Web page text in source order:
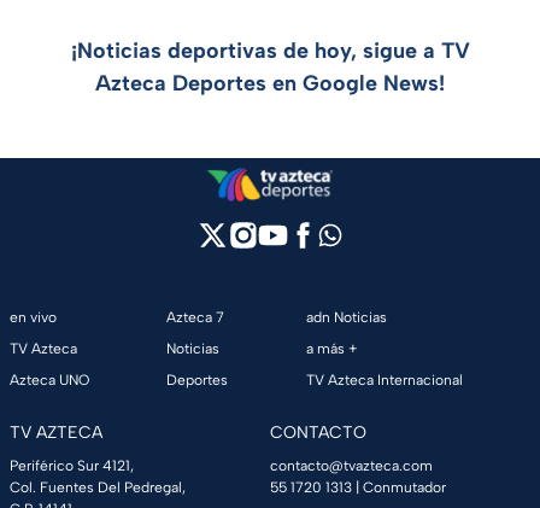
¡Noticias deportivas de hoy, sigue a TV
Azteca Deportes en Google News!
en vivo
TV Azteca
Azteca UNO
Azteca 7
Noticias
Deportes
adn Noticias
a más +
TV Azteca Internacional
TV AZTECA
Periférico Sur 4121,
Col. Fuentes Del Pedregal,
CONTACTO
contacto@tvazteca.com
55 1720 1313 | Conmutador